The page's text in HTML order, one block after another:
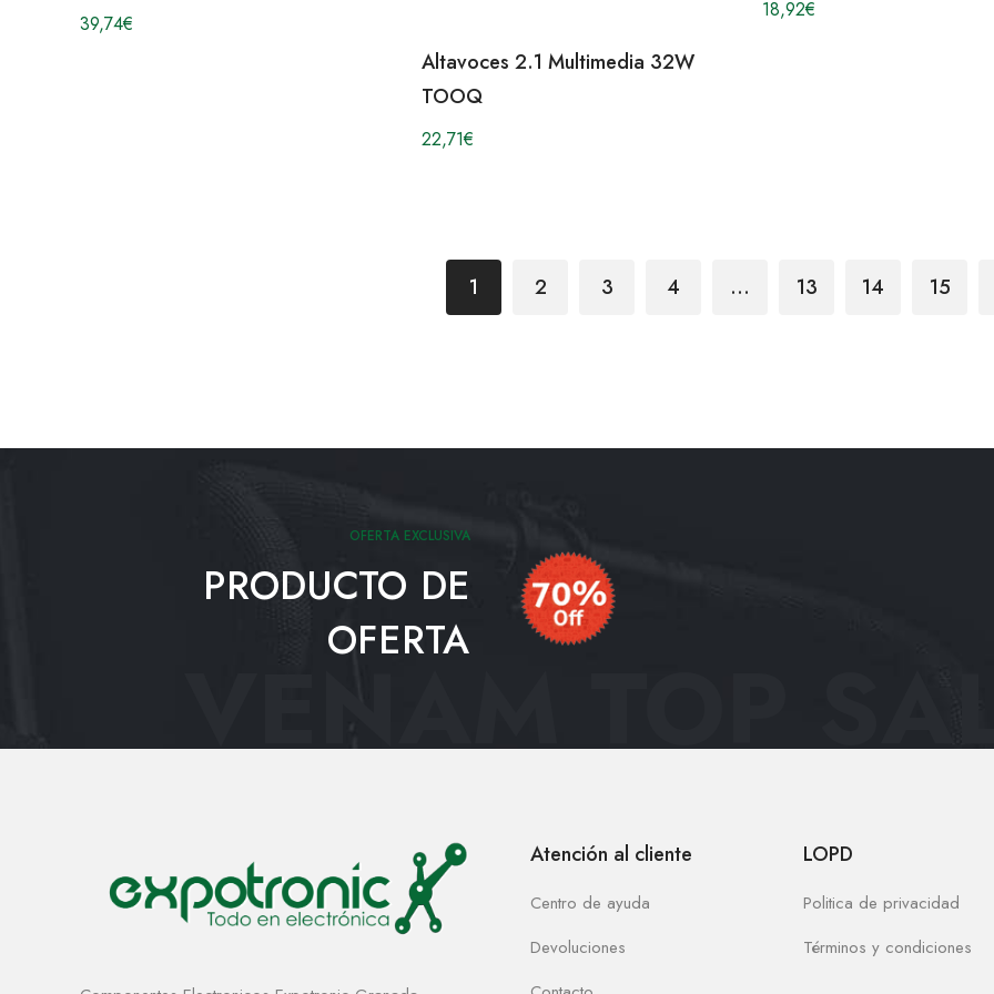
39,74€
Altavoces 2.1 Multimedia 32W
TOOQ
22,71€
18,92€
1 2 3 4 … 13 14 15
OFERTA EXCLUSIVA
PRODUCTO DE
OFERTA
VENAM TOP
Atención al cliente
Centro de ayuda
Devoluciones
LOPD
Politica de privacidad
Términos y condiciones